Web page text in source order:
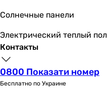
приточно-вытяжная
приточно-вытяжная
приточно-вытяжная
приточно-вытяжная
Размещение
Солнечные панели
Электрический теплый пол
Контакты
0800 Показати номер
Бесплатно по Украине